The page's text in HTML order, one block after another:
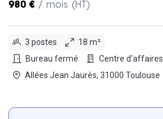
980 € / mois (HT)
3 postes
18 m²
Bureau fermé
Centre d'affaires
Allées Jean Jaurès, 31000 Toulouse